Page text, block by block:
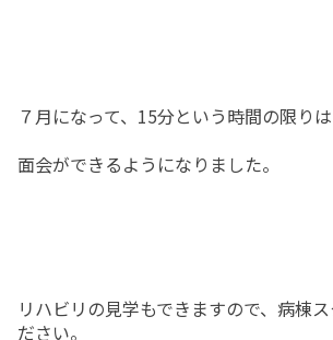
７月になって、15分という時間の限りは
面会ができるようになりました。
リハビリの見学もできますので、病棟
ださい。